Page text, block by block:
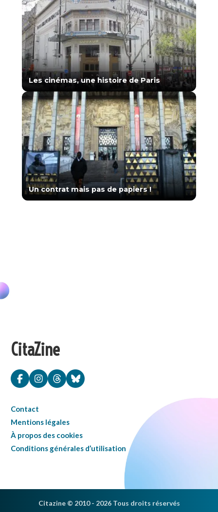
Les cinémas, une histoire de Paris
Un contrat mais pas de papiers !
CitaZine
Contact
Mentions légales
À propos des cookies
Conditions générales d’utilisation
Citazine © 2010 - 2026 Tous droits réservés